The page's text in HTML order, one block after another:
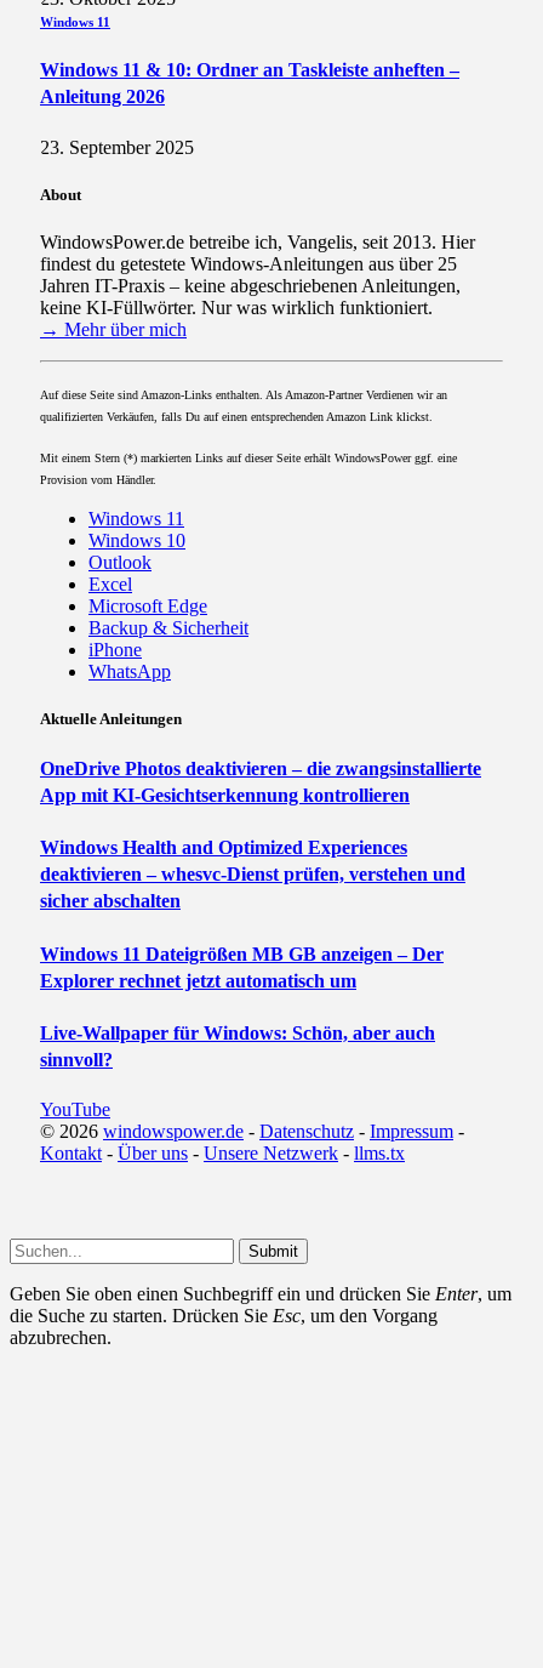
Windows 11
Windows 11 & 10: Ordner an Taskleiste anheften –
Anleitung 2026
23. September 2025
About
WindowsPower.de betreibe ich, Vangelis, seit 2013. Hier
findest du getestete Windows-Anleitungen aus über 25
Jahren IT-Praxis – keine abgeschriebenen Anleitungen,
keine KI-Füllwörter. Nur was wirklich funktioniert.
→ Mehr über mich
Auf diese Seite sind Amazon-Links enthalten. Als Amazon-Partner Verdienen wir an
qualifizierten Verkäufen, falls Du auf einen entsprechenden Amazon Link klickst.
Mit einem Stern (*) markierten Links auf dieser Seite erhält WindowsPower ggf. eine
Provision vom Händler.
Windows 11
Windows 10
Outlook
Excel
Microsoft Edge
Backup & Sicherheit
iPhone
WhatsApp
Aktuelle Anleitungen
OneDrive Photos deaktivieren – die zwangsinstallierte
App mit KI-Gesichtserkennung kontrollieren
Windows Health and Optimized Experiences
deaktivieren – whesvc-Dienst prüfen, verstehen und
sicher abschalten
Windows 11 Dateigrößen MB GB anzeigen – Der
Explorer rechnet jetzt automatisch um
Live-Wallpaper für Windows: Schön, aber auch
sinnvoll?
YouTube
© 2026 windowspower.de - Datenschutz - Impressum -
Kontakt - Über uns - Unsere Netzwerk - llms.tx
Submit
Geben Sie oben einen Suchbegriff ein und drücken Sie Enter, um
die Suche zu starten. Drücken Sie Esc, um den Vorgang
abzubrechen.